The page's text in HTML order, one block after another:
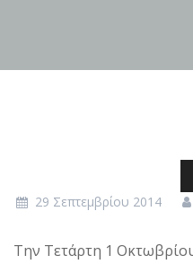
29 Σεπτεμβρίου 2014
Την Τετάρτη 1